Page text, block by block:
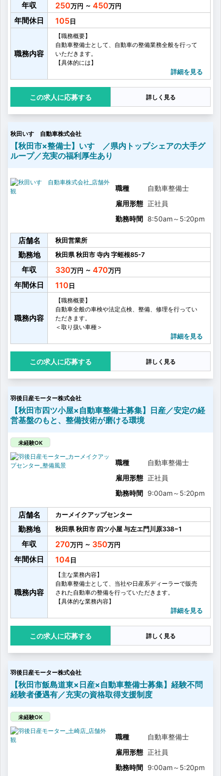
年収 250 ～ 450
年間休日 105
職務内容
【職務概要】
自動車整備士として、自動車の整備業務全般を行って
いただきます。
【具体的には】
・点検
・一般修理
・メンテナンス商品の提案、販売
・その他付随する業務
詳細を見る
応募する 詳しく見る
秋田いすゞ自動車株式会社
【秋田市×整備士】いすゞ／県内トップシェアの大手グ
ループ／充実の福利厚生あり
職種
自動車整備士
雇用形態 正社員
勤務時間 8:50am ～ 5:20pm
店舗名 秋田営業所
勤務地 秋田県秋田市寺内字蛭根85-7
年収 330 ～ 470
年間休日 110
職務内容
【職務概要】
自動車全般の車検や法定点検、整備、修理を行ってい
ただきます。
＜取り扱い車種＞
・バス など
詳細を見る
応募する 詳しく見る
羽後日産モーター株式会社
【秋田市四ツ小屋×自動車整備士募集】日産／安定の経
営基盤のもと、整備技術が磨ける環境
未経験OK
職種
自動車整備士
雇用形態 正社員
勤務時間 9:00am ～ 5:20pm
店舗名 カーメイクアップセンター
勤務地 秋田県秋田市 四ツ小屋与左エ門川原338−1
年収 270 ～ 350
年間休日 104
職務内容
【主な業務内容】
自動車整備士として、当社や日産系ディーラーで販売
された自動車の整備を行っていただきます。
【具体的な業務内容】
・部品交換
・オプション取付
・それらにかかわる諸業務
【資格取得について】
〈資格取得目安〉
2級以上：4～5年
2級以上の資格を取得いただくと、1人での車検業務も
可能になります。
そのため、2級をお持ちでない方は、2級の取得を最初
はじめは、タイヤ交換や洗車といった作業とともに、
得を目標に、自動車整備技術を身に着けていきます。
詳細を見る
応募する 詳しく見る
羽後日産モーター株式会社
【秋田市飯島道東×日産×自動車整備士募集】経験不問
経験者優遇有／充実の資格取得支援制度
未経験OK
職種
自動車整備士
雇用形態 正社員
勤務時間 9:00am ～ 5:20pm